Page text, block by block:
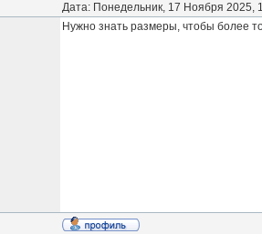
Дата: Понедельник, 17 Ноября
Нужно знать размеры, чтобы более